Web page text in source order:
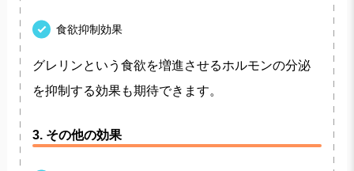
食欲抑制効果
グレリンという食欲を増進させるホルモンの分泌
を抑制する効果も期待できます。
3. その他の効果